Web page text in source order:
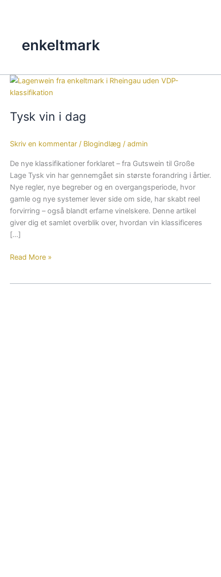
enkeltmark
Tysk vin i dag
Skriv en kommentar / Blogindlæg / admin
De nye klassifikationer forklaret – fra Gutswein til Große
Lage Tysk vin har gennemgået sin største forandring i årtier.
Nye regler, nye begreber og en overgangsperiode, hvor
gamle og nye systemer lever side om side, har skabt reel
forvirring – også blandt erfarne vinelskere. Denne artikel
giver dig et samlet overblik over, hvordan vin klassificeres
[…]
Tysk
vin
dag
Read More »